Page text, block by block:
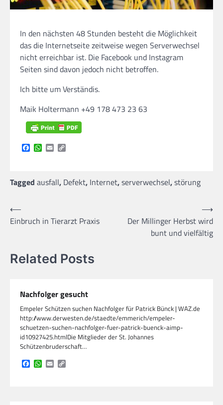
In den nächsten 48 Stunden besteht die Möglichkeit
das die Internetseite zeitweise wegen Serverwechsel
nicht erreichbar ist. Die Facebook und Instagram
Seiten sind davon jedoch nicht betroffen.
Ich bitte um Verständis.
Maik Holtermann +49 178 473 23 63
Facebook
WhatsApp
Email
Tagged ausfall, Defekt, Internet,serverwechsel,störung
Beitragsnavigation
⟵
Einbruch in Tierarzt Praxis
Der Millinger Herbst wird
bunt und vielfältig
⟶
Related Posts
Nachfolger gesucht
Empeler Schützen suchen Nachfolger für Patrick Bünck | WAZ.de
http://www.derwesten.de/staedte/emmerich/empeler-
schuetzen-suchen-nachfolger-fuer-patrick-buenck-aimp-
id10927425.htmlDie Mitglieder der St. Johannes
Schützenbruderschaft…
Facebook
WhatsApp
Email